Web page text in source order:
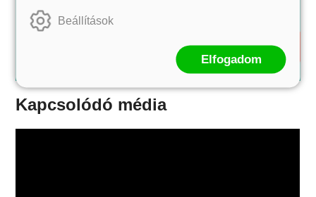
Kapcsolódó média
Beállítások
Elfogadom